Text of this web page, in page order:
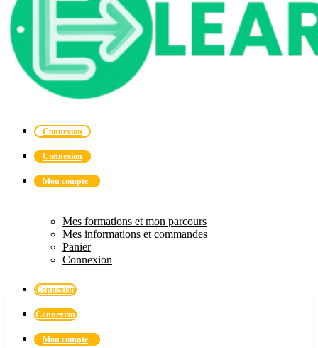
Connexion
Connexion
Mon compte
Mes formations et mon parcours
Mes informations et commandes
Panier
Connexion
Connexion
Connexion
Mon compte